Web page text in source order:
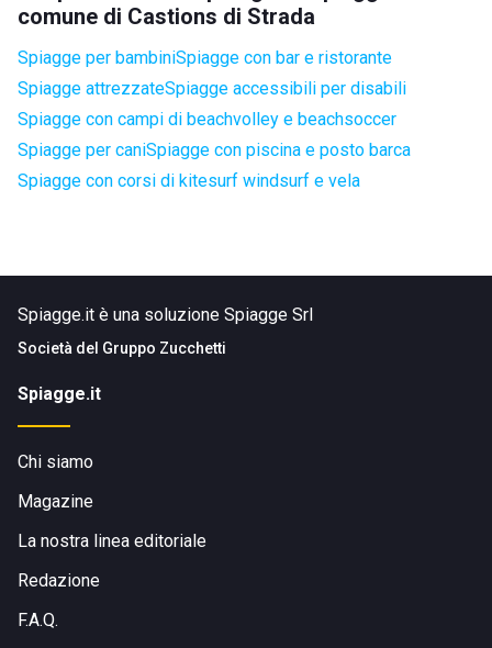
comune di Castions di Strada
Spiagge per bambiniSpiagge con bar e ristorante
Spiagge attrezzateSpiagge accessibili per disabili
Spiagge con campi di beachvolley e beachsoccer
Spiagge per caniSpiagge con piscina e posto barca
Spiagge con corsi di kitesurf windsurf e vela
Spiagge.it è una soluzione Spiagge Srl
Società del Gruppo Zucchetti
Spiagge.it
Chi siamo
Magazine
La nostra linea editoriale
Redazione
F.A.Q.